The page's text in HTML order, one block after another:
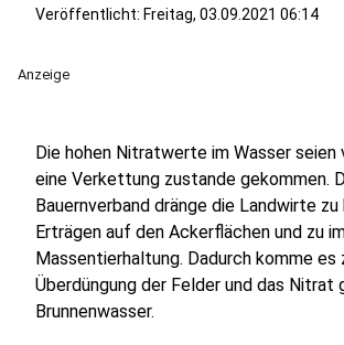
Veröffentlicht: Freitag, 03.09.2021 06:14
Anzeige
Die hohen Nitratwerte im Wasser seien
eine Verkettung zustande gekommen.
Bauernverband dränge die Landwirte zu
Erträgen auf den Ackerflächen und zu
Massentierhaltung. Dadurch komme es
Überdüngung der Felder und das Nitrat
Brunnenwasser.